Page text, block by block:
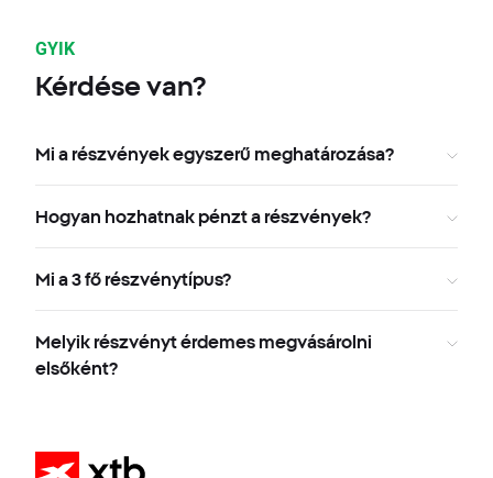
GYIK
Kérdése van?
Mi a részvények egyszerű meghatározása?
Hogyan hozhatnak pénzt a részvények?
Mi a 3 fő részvénytípus?
Melyik részvényt érdemes megvásárolni
elsőként?